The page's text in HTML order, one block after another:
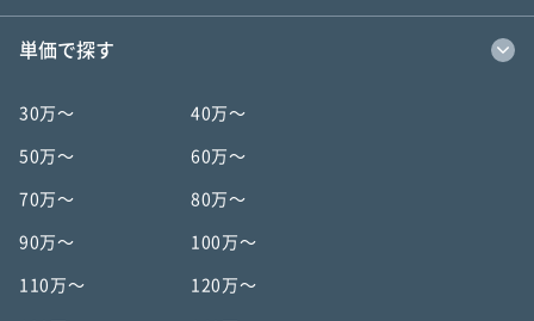
単価で探す
30万〜 40万〜
50万〜 60万〜
70万〜 80万〜
90万〜 100万〜
110万〜 120万〜